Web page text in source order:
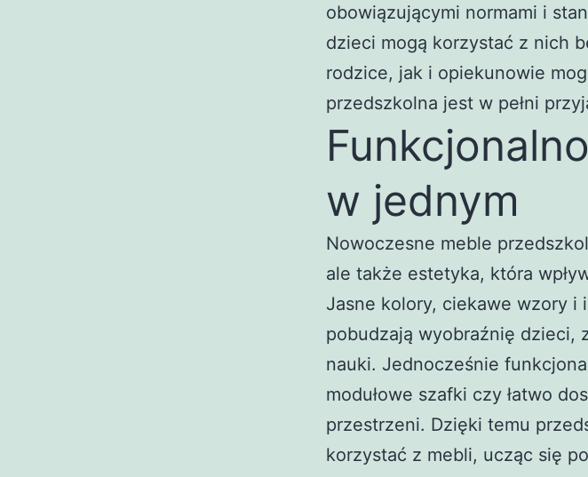
obowiązującymi normami i
dzieci mogą korzystać z nich
rodzice, jak i opiekunowie
przedszkolna jest w pełni
w jednym
Nowoczesne meble
ale także estetyka, która
Jasne kolory, ciekawe wzory i
pobudzają wyobraźnię dzieci,
nauki. Jednocześnie
modułowe szafki czy łatwo
przestrzeni. Dzięki temu
korzystać z mebli, ucząc się